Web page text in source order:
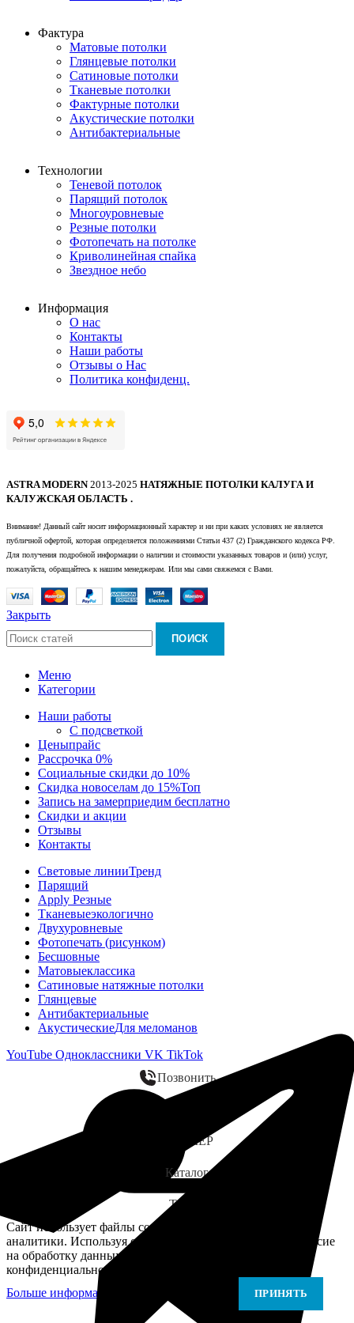
Фактура
Матовые потолки
Глянцевые потолки
Сатиновые потолки
Тканевые потолки
Фактурные потолки
Акустические потолки
Антибактериальные
Технологии
Теневой потолок
Парящий потолок
Многоуровневые
Резные потолки
Фотопечать на потолке
Криволинейная спайка
Звездное небо
Информация
О нас
Контакты
Наши работы
Отзывы о Нас
Политика конфиденц.
ASTRA MODERN2013-2025 НАТЯЖНЫЕ ПОТОЛКИ КАЛУГА И
КАЛУЖСКАЯ ОБЛАСТЬ .
Внимание! Данный сайт носит информационный характер и ни при каких условиях не является
публичной офертой, которая определяется положениями Статьи 437 (2) Гражданского кодекса РФ.
Для получения подробной информации о наличии и стоимости указанных товаров и (или) услуг,
пожалуйста, обращайтесь к нашим менеджерам. Или мы сами свяжемся с Вами.
Закрыть
ПОИСК
Меню
Категории
Наши работы
С подсветкой
Ценыпрайс
Рассрочка 0%
Социальные скидки до 10%
Скидка новоселам до 15%Топ
Запись на замерприедим бесплатно
Скидки и акции
Отзывы
Контакты
Световые линииТренд
Парящий
Apply Резные
Тканевыеэкологично
Двухуровневые
Фотопечать (рисунком)
Бесшовные
Матовыеклассика
Сатиновые натяжные потолки
Глянцевые
Антибактериальные
АкустическиеДля меломанов
YouTube Одноклассники VK TikTok
Позвонить
ЗАМЕР
Каталог
Telegram
Сайт использует файлы cookie для персонализации и
аналитики. Используя сайт, вы подтверждаете своё согласие
на обработку данных в соответствии с Политикой
конфиденциальности.
Больше информации
ПРИНЯТЬ